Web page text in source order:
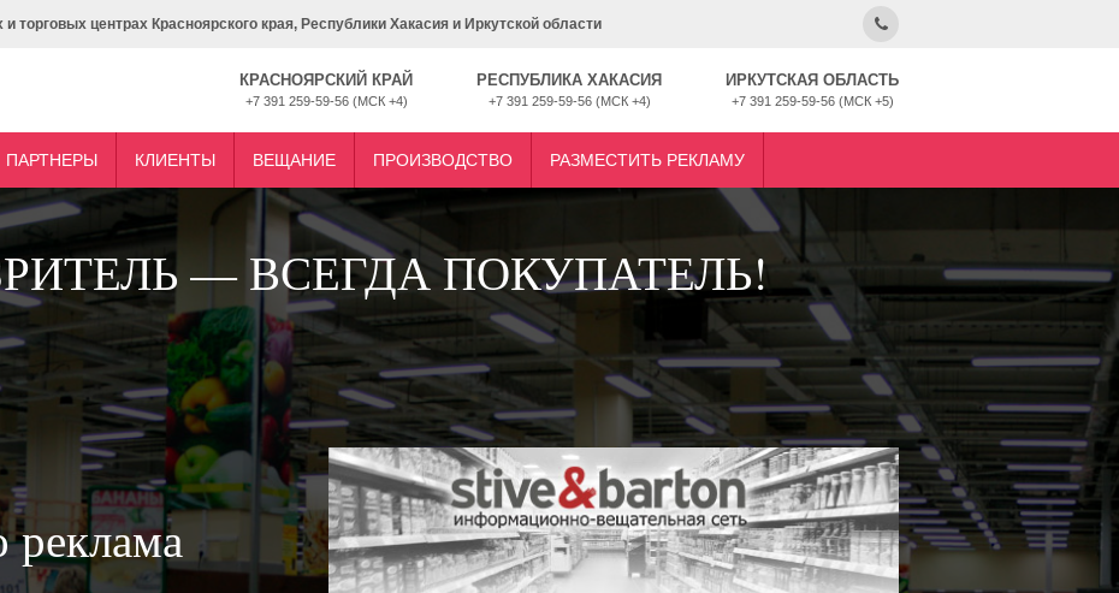
торговых центрах Красноярского края, Республики Хакасия и Иркутской области
КРАСНОЯРСКИЙ КРАЙ
+7 391 259-59-56 (МСК +4)
РЕСПУБЛИКА ХАКАСИЯ
+7 391 259-59-56 (МСК +4)
ИРКУТСКАЯ ОБЛАСТЬ
+7 391 259-59-56 (МСК +5)
ПАРТНЕРЫ КЛИЕНТЫ ВЕЩАНИЕ ПРОИЗВОДСТВО РАЗМЕСТИТЬ РЕКЛАМУ
— ВСЕГДА ПОКУПАТЕЛЬ!
реклама